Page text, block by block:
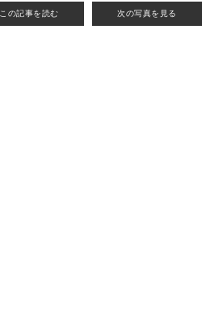
この記事を読む 次の写真を見る